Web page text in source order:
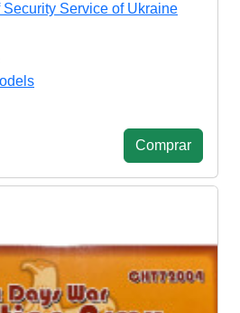
Service of Ukraine
Сomprar